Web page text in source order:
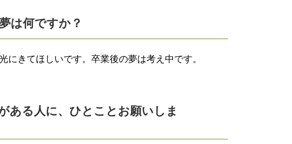
は何ですか？
きてほしいです。卒業後の夢は考え中です。
ある人に、ひとことお願いしま